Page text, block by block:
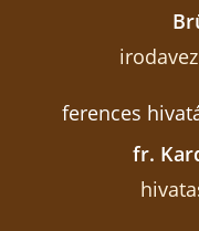
ferences
fr.